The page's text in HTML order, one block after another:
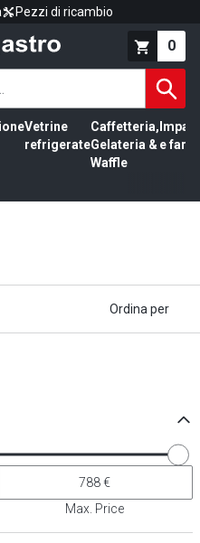
Pezzi di ricambio
0
Vetrine
refrigerate
Caffetteria,
Gelateria &
Waffle
e
Ordina per
Max. Price